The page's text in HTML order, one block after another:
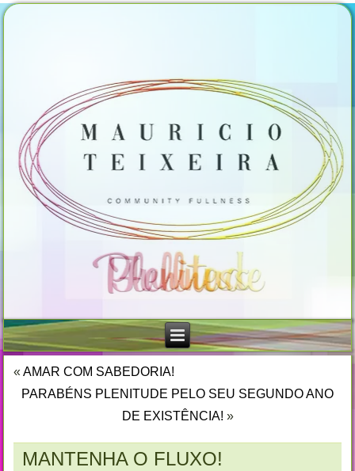
«AMAR COM SABEDORIA!
PARABÉNS PLENITUDE PELO SEU SEGUNDO ANO
DE EXISTÊNCIA! »
MANTENHA O FLUXO!